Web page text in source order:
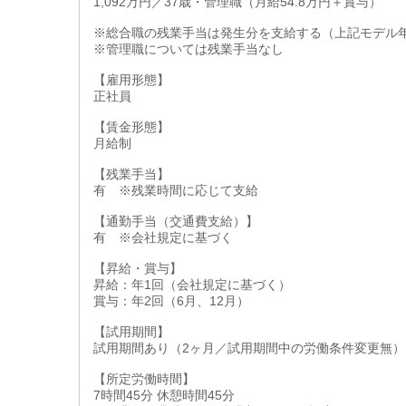
※総合職の残業手当は発生分を支給する（上記モデル
※管理職については残業手当なし
【雇用形態】
正社員
【賃金形態】
月給制
【残業手当】
有 ※残業時間に応じて支給
【通勤手当（交通費支給）】
有 ※会社規定に基づく
【昇給・賞与】
昇給：年1回（会社規定に基づく）
賞与：年2回（6月、12月）
【試用期間】
試用期間あり（2ヶ月／試用期間中の労働条件変更無）
【所定労働時間】
7時間45分 休憩時間45分